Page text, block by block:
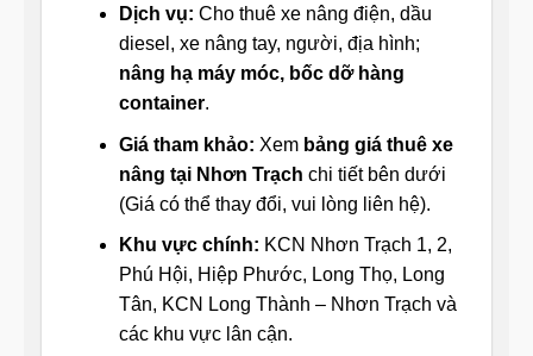
Dịch vụ: Cho thuê xe nâng điện, dầu
diesel, xe nâng tay, người, địa hình;
nâng hạ máy móc, bốc dỡ hàng
container.
Giá tham khảo: Xem bảng giá thuê xe
nâng tại Nhơn Trạch chi tiết bên dưới
(Giá có thể thay đổi, vui lòng liên hệ).
Khu vực chính: KCN Nhơn Trạch 1, 2,
Phú Hội, Hiệp Phước, Long Thọ, Long
Tân, KCN Long Thành – Nhơn Trạch và
các khu vực lân cận.